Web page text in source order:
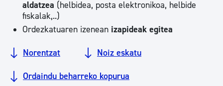
aldatzea (helbidea, posta elektronikoa, helbide
fiskalak,..)
Ordezkatuaren izenean izapideak egitea
Norentzat Noiz eskatu
Ordaindu beharreko kopurua